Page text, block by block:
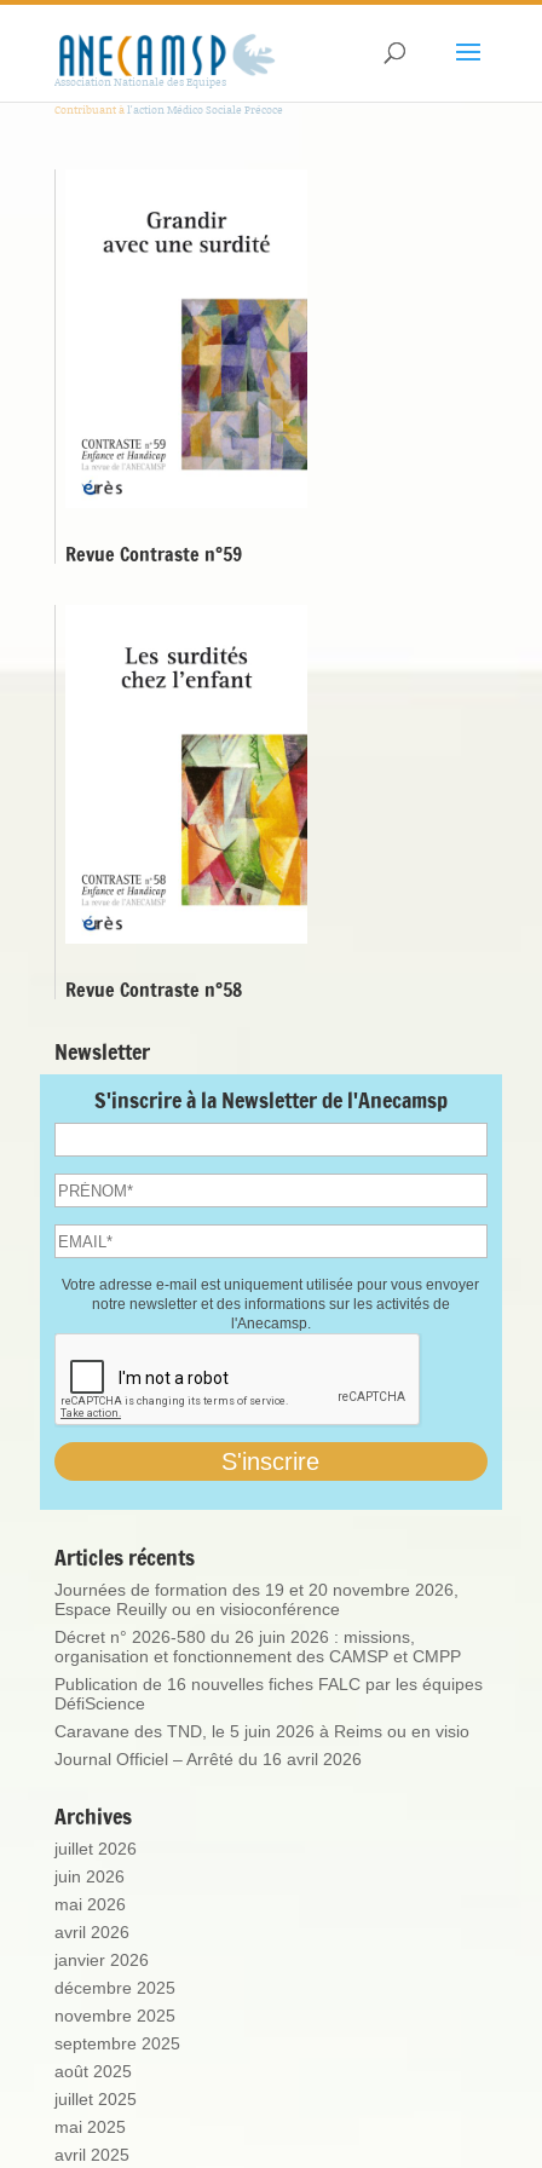
Association Nationale des Equipes
Contribuant àl'action Médico Sociale Précoce
Revue Contraste n°59
Revue Contraste n°58
Newsletter
S'inscrire à la Newsletter de l'Anecamsp
Votre adresse e-mail est uniquement utilisée pour vous envoyer
notre newsletter et des informations sur les activités de
l'Anecamsp.
Articles récents
Journées de formation des 19 et 20 novembre 2026,
Espace Reuilly ou en visioconférence
Décret n° 2026-580 du 26 juin 2026 : missions,
organisation et fonctionnement des CAMSP et CMPP
Publication de 16 nouvelles fiches FALC par les équipes
DéfiScience
Caravane des TND, le 5 juin 2026 à Reims ou en visio
Journal Officiel – Arrêté du 16 avril 2026
Archives
juillet 2026
juin 2026
mai 2026
avril 2026
janvier 2026
décembre 2025
novembre 2025
septembre 2025
août 2025
juillet 2025
mai 2025
avril 2025